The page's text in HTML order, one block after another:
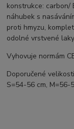
konstrukce: carbon/
náhubek s
proti hmyzu,
odolné vrstvené
Vyhovuje normám
Doporučené
S=54-56 cm, M=56-